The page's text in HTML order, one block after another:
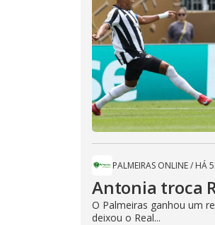
PALMEIRAS ONLINE/ HÁ
Antonia troca
O Palmeiras ganhou um
deixou o Real...